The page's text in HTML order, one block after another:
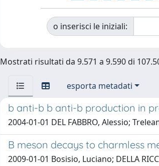
o inserisci le iniziali:
Mostrati risultati da 9.571 a 9.590 di
esporta metadati
b anti-b b anti-b production in
2004-01-01 DEL FABBRO, Alessio;
B meson decays to charmless
2009-01-01 Bosisio, Luciano; DELLA